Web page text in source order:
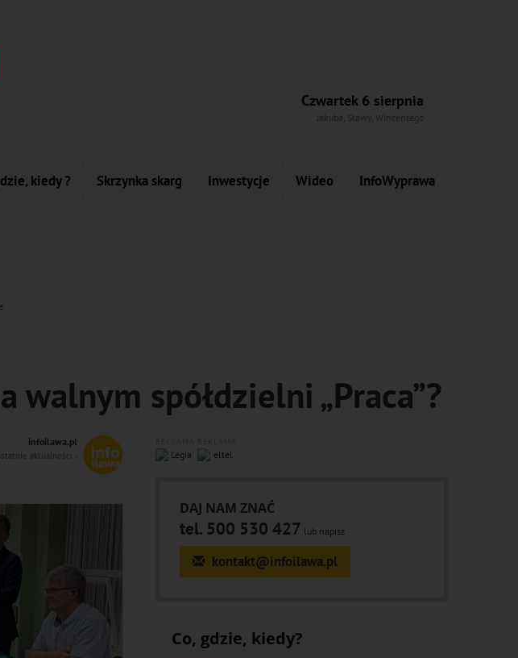
Czwartek 6 sierpnia
Jakuba, Sławy, Wincentego
kiedy ? Skrzynka skarg Inwestycje Wideo InfoWyprawa
spółdzielni „Praca”?
infoilawa.pl
ostatnie aktualności ‹
DAJ NAM ZNAĆ
tel. 500 530 427 lub napisz
kontakt@infoilawa.pl
Co, gdzie, kiedy?